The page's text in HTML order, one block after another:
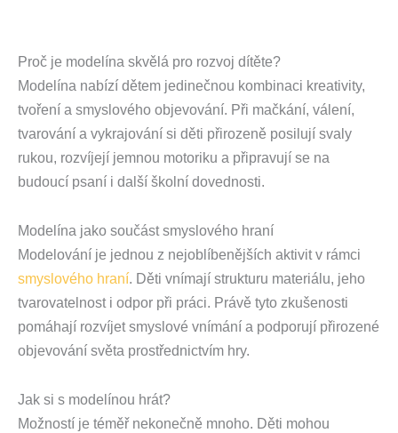
Proč je modelína skvělá pro rozvoj dítěte?
Modelína nabízí dětem jedinečnou kombinaci kreativity,
tvoření a smyslového objevování. Při mačkání, válení,
tvarování a vykrajování si děti přirozeně posilují svaly
rukou, rozvíjejí jemnou motoriku a připravují se na
budoucí psaní i další školní dovednosti.
Modelína jako součást smyslového hraní
Modelování je jednou z nejoblíbenějších aktivit v rámci
smyslového hraní. Děti vnímají strukturu materiálu, jeho
tvarovatelnost i odpor při práci. Právě tyto zkušenosti
pomáhají rozvíjet smyslové vnímání a podporují přirozené
objevování světa prostřednictvím hry.
Jak si s modelínou hrát?
Možností je téměř nekonečně mnoho. Děti mohou